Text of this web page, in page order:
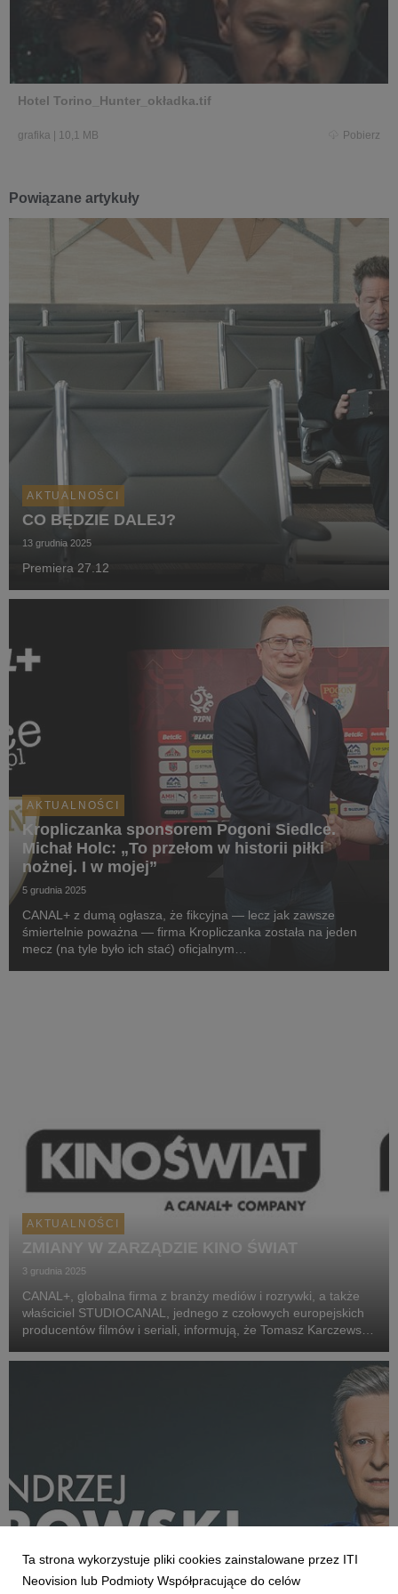
Hotel Torino_Hunter_okładka.tif
grafika 10,1 MB Pobierz
Powiązane artykuły
AKTUALNOŚCI
CO BĘDZIE DALEJ?
13 grudnia 2025
Premiera 27.12
AKTUALNOŚCI
Kropliczanka sponsorem Pogoni Siedlce.
Michał Holc: „To przełom w historii piłki
nożnej. I w mojej”
5 grudnia 2025
CANAL+ z dumą ogłasza, że fikcyjna — lecz jak zawsze
śmiertelnie poważna — firma Kropliczanka została na jeden
mecz (na tyle było ich stać) oficjalnym
AKTUALNOŚCI
ZMIANY W ZARZĄDZIE KINO ŚWIAT
3 grudnia 2025
CANAL+, globalna firma z branży mediów i rozrywki, a także
właściciel STUDIOCANAL, jednego z czołowych europejskich
producentów filmów i seriali, informują, że Tomasz Karczewski,
stanowiska członka zarządu spółki i z ...
Ta strona wykorzystuje pliki cookies zainstalowane przez ITI
Neovision lub Podmioty Współpracujące do celów